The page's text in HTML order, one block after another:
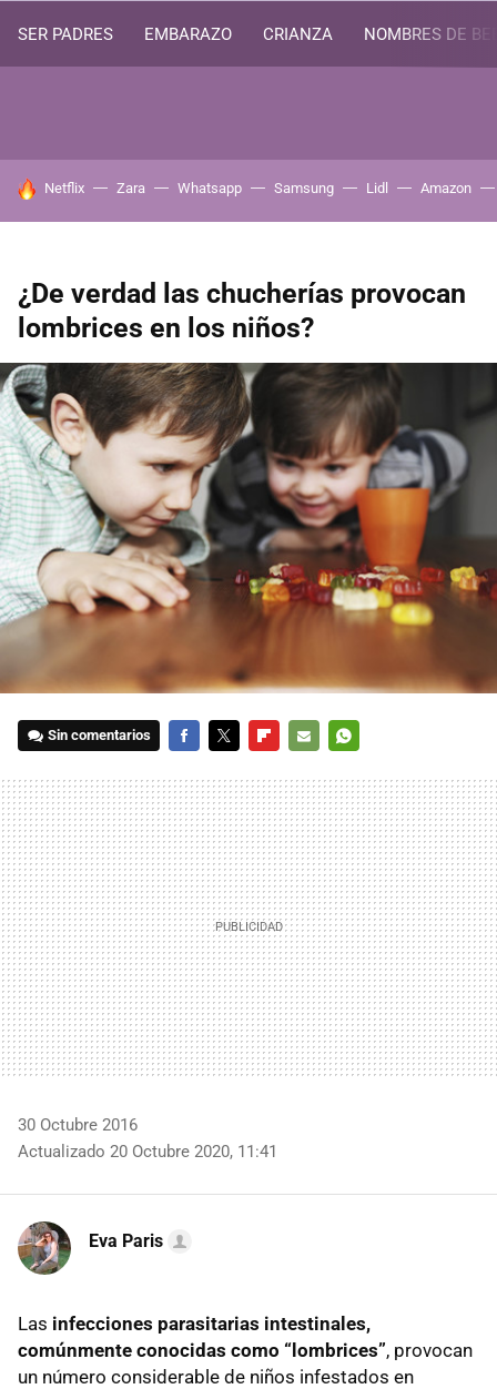
SER PADRES EMBARAZO CRIANZA NOMBRES DE
HOY SE HABLA DE
Netflix Zara Whatsapp Samsung Lidl Amazon
¿De verdad las chucherías provocan
lombrices en los niños?
Sin comentarios
MAIL
30 Octubre 2016
Actualizado 20 Octubre 2020, 11:41
Eva Paris
Las infecciones parasitarias intestinales,
comúnmente conocidas como “lombrices”, provocan
un número considerable de niños infestados en